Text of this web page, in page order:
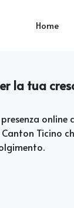
Home
la tua
online
Ticino